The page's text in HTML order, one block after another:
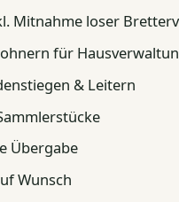
Mitnahme loser
für
& Leitern
Übergabe
Wunsch